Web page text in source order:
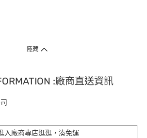
隱藏
:廠商直送資訊
入廠商專店逛逛，湊免運